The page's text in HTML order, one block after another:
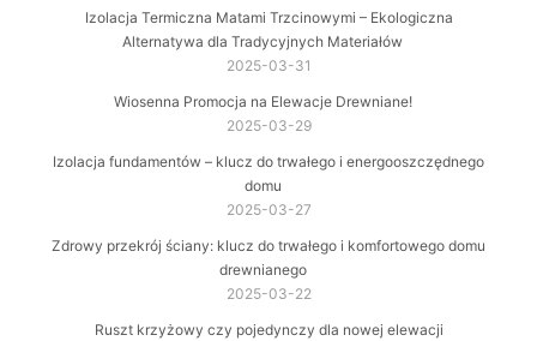
Izolacja Termiczna Matami Trzcinowymi – Ekologiczna
Alternatywa dla Tradycyjnych Materiałów
2025-03-31
Wiosenna Promocja na Elewacje Drewniane!
2025-03-29
Izolacja fundamentów – klucz do trwałego i energooszczędnego
domu
2025-03-27
Zdrowy przekrój ściany: klucz do trwałego i komfortowego domu
drewnianego
2025-03-22
Ruszt krzyżowy czy pojedynczy dla nowej elewacji